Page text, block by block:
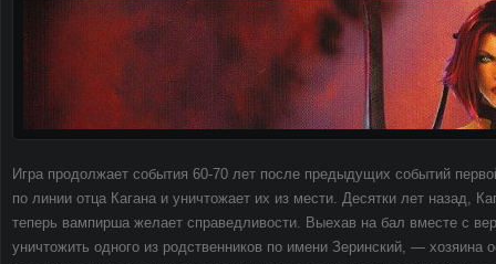
Игра продолжает события 60-70 лет после предыдущих событий
по линии отца Кагана и уничтожает их из мести. Десятки лет назад,
теперь вампирша желает справедливости. Выехав на бал вместе с
уничтожить одного из родственников по имени Зеринский, — хозяина